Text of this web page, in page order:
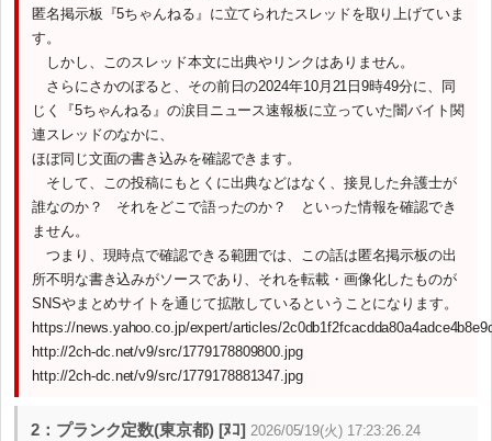
匿名掲示板『5ちゃんねる』に立てられたスレッドを取り上げていま
す。
しかし、このスレッド本文に出典やリンクはありません。
さらにさかのぼると、その前日の2024年10月21日9時49分に、同
じく『5ちゃんねる』の涙目ニュース速報板に立っていた闇バイト関
連スレッドのなかに、
ほぼ同じ文面の書き込みを確認できます。
そして、この投稿にもとくに出典などはなく、接見した弁護士が
誰なのか？ それをどこで語ったのか？ といった情報を確認でき
ません。
つまり、現時点で確認できる範囲では、この話は匿名掲示板の出
所不明な書き込みがソースであり、それを転載・画像化したものが
SNSやまとめサイトを通じて拡散しているということになります。
https://news.yahoo.co.jp/expert/articles/
http://2ch-dc.net/v9/src/1779178809800.jpg
http://2ch-dc.net/v9/src/1779178881347.jpg
2：プランク定数(東京都) [ﾇｺ] 2026/05/19(火) 17:23:26.24